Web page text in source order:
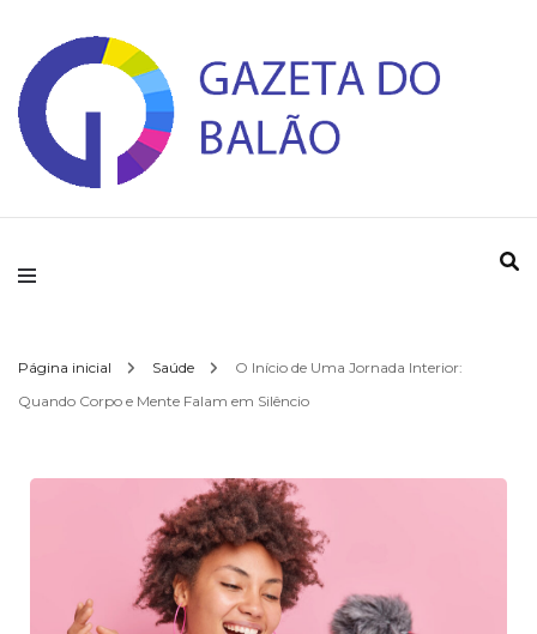
Gazeta do Balao
Página inicial Saúde
O Início de Uma Jornada Interior:
Quando Corpo e Mente Falam em Silêncio